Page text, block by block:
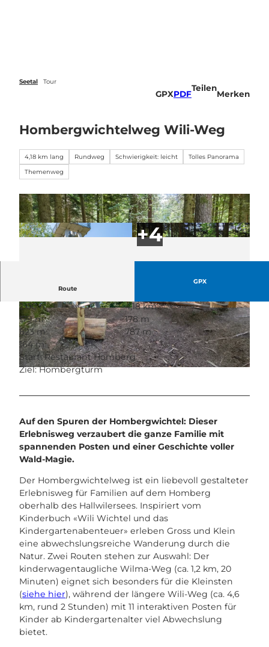
Seetal Tour
GPXPDF
Teilen
Merken
Hombergwichtelweg Wili-Weg
4,18 km lang Rundweg Schwierigkeit: leicht
Tolles Panorama
Themenweg
© Corinne Huwiler, Hombergwichtel |
© Diana Fry, Seetal Tourismus © Corinne Huwiler, Hombergwichtel |CC-BY
Route
GPX
2:00 h
4,18 km
179 m
178 m
623 m
787 m
164 m
Start: Restaurant Homberg
Ziel: Hombergturm
Auf den Spuren der Hombergwichtel: Dieser
Erlebnisweg verzaubert die ganze Familie mit
spannenden Posten und einer Geschichte voller
Wald-Magie.
Der Hombergwichtelweg ist ein liebevoll gestalteter
Erlebnisweg für Familien auf dem Homberg
oberhalb des Hallwilersees. Inspiriert vom
Kinderbuch «Wili Wichtel und das
Kindergartenabenteuer» erleben Gross und Klein
eine abwechslungsreiche Wanderung durch die
Natur. Zwei Routen stehen zur Auswahl: Der
kinderwagentaugliche Wilma-Weg (ca. 1,2 km, 20
Minuten) eignet sich besonders für die Kleinsten
(siehe hier), während der längere Wili-Weg (ca. 4,6
km, rund 2 Stunden) mit 11 interaktiven Posten für
Kinder ab Kindergartenalter viel Abwechslung
bietet.